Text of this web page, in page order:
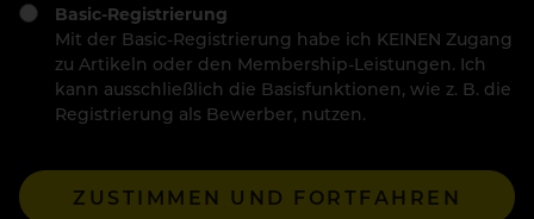
Basic-Registrierung
Mit der Basic-Registrierung habe ich KEINEN Zugang
zu Artikeln oder den Membership-Leistungen. Ich
kann ausschließlich die Basisfunktionen, wie z. B. die
Registrierung als Bewerber, nutzen.
ZUSTIMMEN UND FORTFAHREN